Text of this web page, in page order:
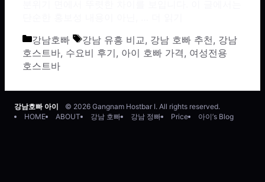
카테고리
강남호빠 태그
강남 유흥 비교, 강남 호빠 추천, 강남
호스트바, 수요비 후기, 아이 호빠 가격, 여성전용
호스트바
강남호빠 아이
© 2026 Gangnam Hostbar I. All rights reserved.
HOME
ABOUT 강남 호빠 강남 정빠 Price 아이’s Blog